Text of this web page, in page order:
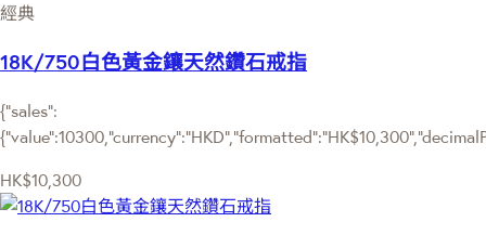
經典
18K/750白色黃金鑲天然鑽石戒指
{"sales":
HK$10,300